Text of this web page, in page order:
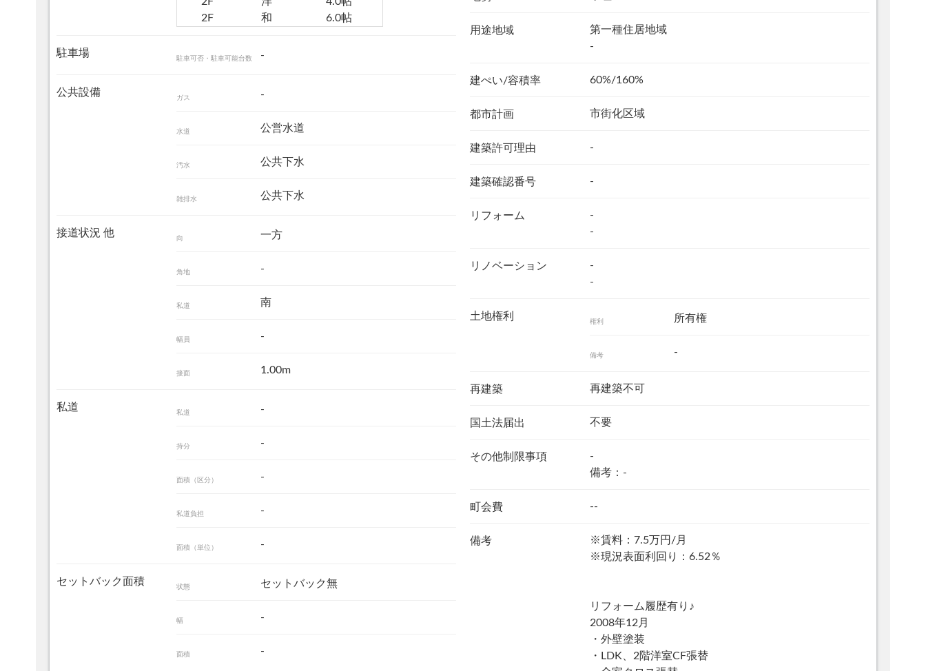
2F
和 6.0帖
駐車場 駐車可否・駐車可能台数 -
公共設備 ガス -
水道 公営水道
汚水 公共下水
雑排水 公共下水
接道状況 他 向 一方
角地 -
私道 南
幅員 -
接面 1.00m
私道 私道 -
持分 -
面積（区分） -
私道負担 -
面積（単位） -
セットバック面積 状態 セットバック無
幅 -
面積 -
用途地域
第一種住居地域
-
建ぺい/容積率 60%/160%
都市計画 市街化区域
建築許可理由 -
建築確認番号 -
リフォーム
-
-
リノベーション
-
-
土地権利 権利 所有権
備考 -
再建築 再建築不可
国土法届出 不要
その他制限事項
-
備考：-
町会費 --
備考
※賃料：7.5万円/月
※現況表面利回り：6.52％
リフォーム履歴有り♪
2008年12月
・外壁塗装
・LDK、2階洋室CF張替